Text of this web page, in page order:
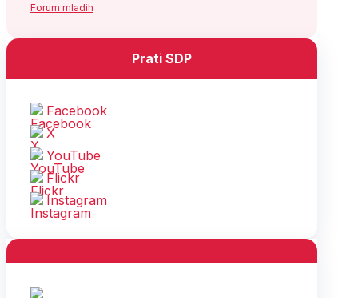
Forum mladih
Prati SDP
Facebook
X
YouTube
Flickr
Instagram